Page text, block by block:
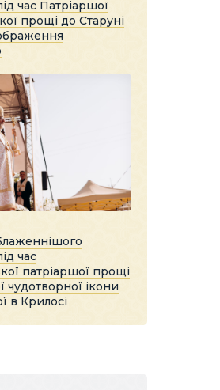
час Патріаршої
прощі до Старуні
час
патріаршої прощі
чудотворної ікони
в Крилосі